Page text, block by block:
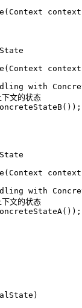
( Context context
State
( Context context
with
文的状态
State
( Context context
with
文的状态
)